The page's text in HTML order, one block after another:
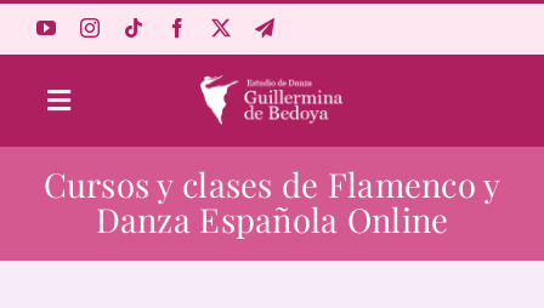
Toggle
Navigation
Aprende Online
Estudio
Cursos y clases de Flamenco y
Danza Española Online